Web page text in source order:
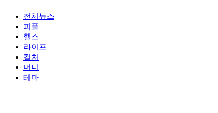
전체뉴스
피플
헬스
라이프
컬처
머니
테마